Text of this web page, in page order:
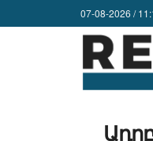
07-08-2026 /